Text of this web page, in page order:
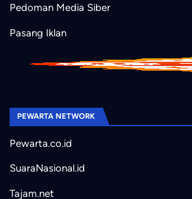
Pedoman Media Siber
Pasang Iklan
PEWARTA NETWORK
Pewarta.co.id
SuaraNasional.id
Tajam.net